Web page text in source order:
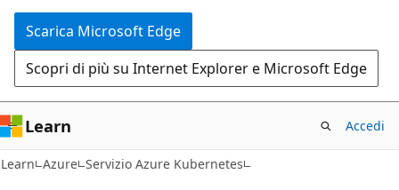
Scarica Microsoft Edge
Scopri di più su Internet Explorer e Microsoft Edge
Learn Accedi
Learn Azure Servizio Azure Kubernetes